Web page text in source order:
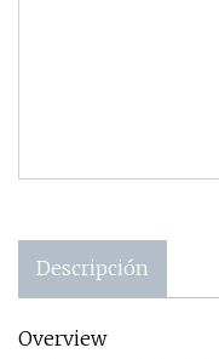
Descripción
Overview